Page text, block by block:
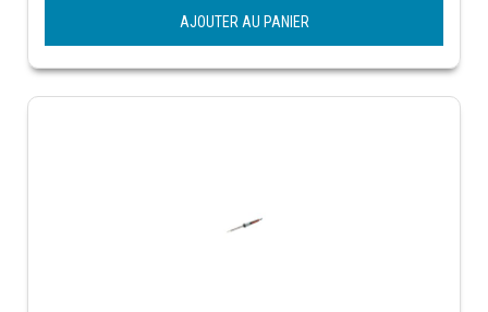
AJOUTER AU PANIER